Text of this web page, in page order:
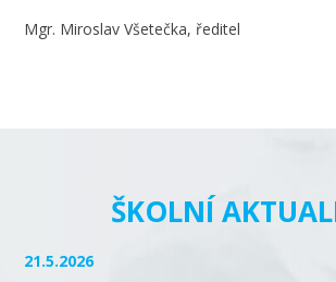
Mgr. Miroslav Všetečka, ředitel
ŠKOLNÍ
21.5.2026